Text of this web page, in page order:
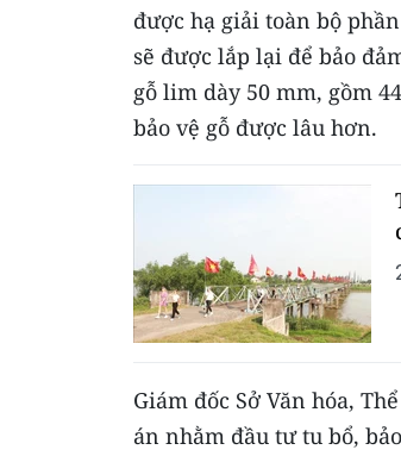
được hạ giải toàn bộ
sẽ được lắp lại để bảo
gỗ lim dày 50 mm, gồm
bảo vệ gỗ được lâu hơn.
Giám đốc Sở Văn hóa,
án nhằm đầu tư tu bổ,